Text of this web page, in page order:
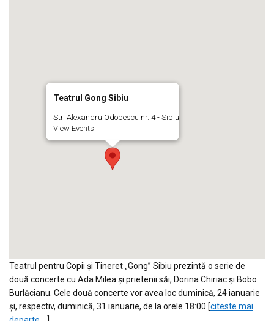
Teatrul Gong Sibiu
Str. Alexandru Odobescu nr. 4 - Sibiu
View Events
Teatrul pentru Copii și Tineret „Gong” Sibiu prezintă o serie de
două concerte cu Ada Milea și prietenii săi, Dorina Chiriac și Bobo
Burlăcianu. Cele două concerte vor avea loc duminică, 24 ianuarie
și, respectiv, duminică, 31 ianuarie, de la orele 18:00 [citeste mai